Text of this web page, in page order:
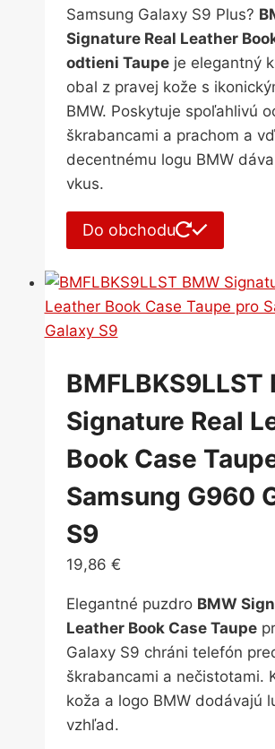
Samsung Galaxy S9 Plus?
Signature Real Leather
odtieni Taupeje elegantný
obal z pravej kože s
BMW. Poskytuje spoľahlivú
škrabancami a prachom a
decentnému logu BMW
vkus.
Do obchodu
BMFLBKS9LLST
Signature Real
Book Case
Samsung G960
S9
19,86 €
Elegantné puzdro BMW
Leather Book Case Taupe
Galaxy S9 chráni telefón
škrabancami a nečistotami.
koža a logo BMW dodávajú
vzhľad.